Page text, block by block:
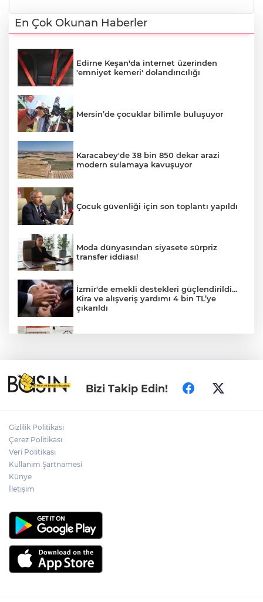
En Çok Okunan Haberler
Edirne Keşan'da internet üzerinden
'emniyet kemeri' dolandırıcılığı
Mersin’de çocuklar bilimle buluşuyor
Karacabey'de 38 bin 850 dekar arazi
modern sulamaya kavuşuyor
Çocuk güvenliği için son toplantı yapıldı
Moda dünyasından siyasete sürpriz
transfer iddiası!
İzmir'de emekli destekleri güçlendirildi...
Kira ve alışveriş yardımı 4 bin TL’ye
çıkarıldı
İpsala'da çeltik üretim maliyeti rekor
seviyede... 1 kilogram maliyeti 47,26 TL
Bizi Takip Edin!
Gizlilik Politikası
Çerez Politikası
Veri Politikası
Kullanım Şartnamesi
Künye
İletişim